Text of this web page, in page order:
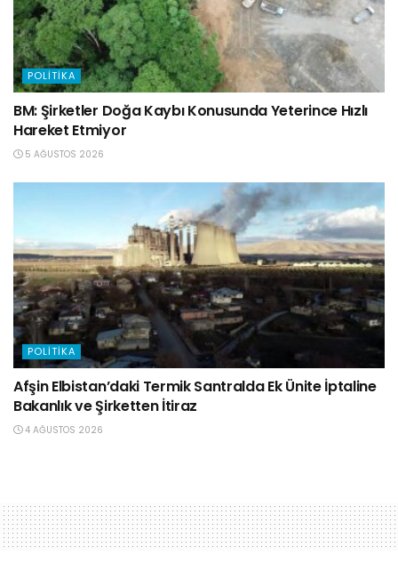
POLITIKA
BM: Şirketler Doğa Kaybı Konusunda Yeterince Hızlı
Hareket Etmiyor
5 AĞUSTOS 2026
POLITIKA
Afşin Elbistan’daki Termik Santralda Ek Ünite İptaline
Bakanlık ve Şirketten İtiraz
4 AĞUSTOS 2026